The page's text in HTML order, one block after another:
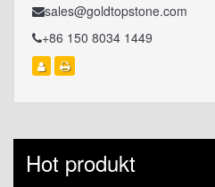
sales@goldtopstone.com
+86 150 8034 1449
Hot produkt